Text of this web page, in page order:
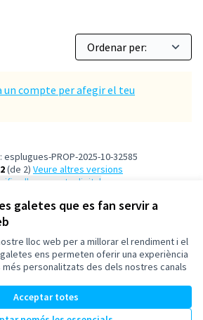
galetes que es fan servir a
lloc web per a millorar el rendiment i el
ens permeten oferir una experiència
personalitzats des dels nostres canals
Acceptar totes
un compte per afegir el teu
PROP-2025-10-32585
(de 2)
veure altres versions
l'empremta digital
X
a Facebook
Llobregat a Instagram
de Llobregat a YouTube